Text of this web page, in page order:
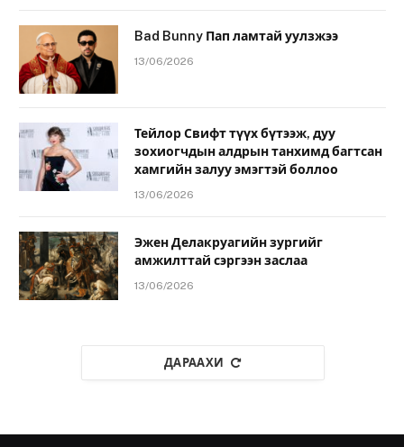
Bad Bunny Пап ламтай уулзжээ
13/06/2026
Тейлор Свифт түүх бүтээж, дуу
зохиогчдын алдрын танхимд багтсан
хамгийн залуу эмэгтэй боллоо
13/06/2026
Эжен Делакруагийн зургийг
амжилттай сэргээн заслаа
13/06/2026
ДАРААХИ